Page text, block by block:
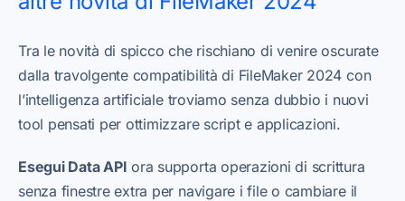
Tra le novità di spicco che rischiano di venire oscurate
dalla travolgente compatibilità di FileMaker 2024 con
l’intelligenza artificiale troviamo senza dubbio i nuovi
tool pensati per ottimizzare script e applicazioni.
Esegui Data API ora supporta operazioni di scrittura
senza finestre extra per navigare i file o cambiare il